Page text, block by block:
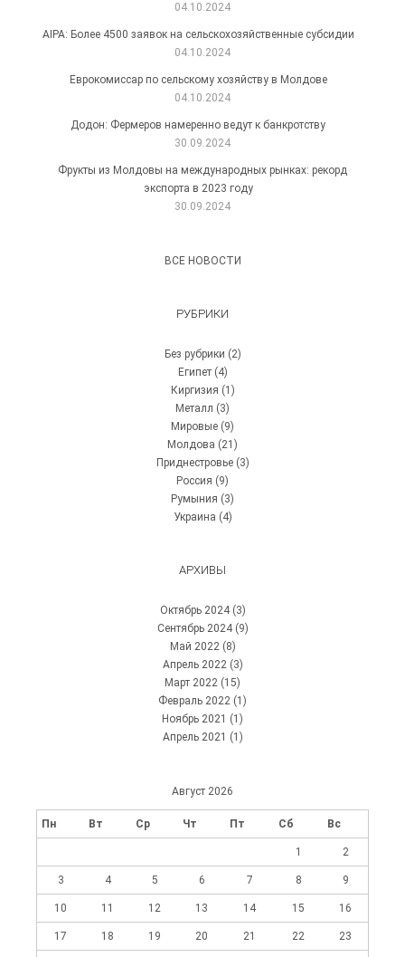
04.10.2024
AIPA: Более 4500 заявок на сельскохозяйственные субсидии
04.10.2024
Еврокомиссар по сельскому хозяйству в Молдове
04.10.2024
Додон: Фермеров намеренно ведут к банкротству
30.09.2024
Фрукты из Молдовы на международных рынках: рекорд
экспорта в 2023 году
30.09.2024
ВСЕ НОВОСТИ
РУБРИКИ
Без рубрики (2)
Египет(4)
Киргизия (1)
Металл (3)
Мировые (9)
Молдова (21)
Приднестровье(3)
Россия (9)
Румыния (3)
Украина (4)
АРХИВЫ
Октябрь 2024(3)
Сентябрь 2024(9)
Май 2022(8)
Апрель 2022(3)
Март 2022 (15)
Февраль 2022 (1)
Ноябрь 2021 (1)
Апрель 2021 (1)
Август 2026
Пн Вт Ср Чт Пт Сб Вс
1 2
3 4 5 6 7 8 9
10 11 12 13 14 15 16
17 18 19 20 21 22 23